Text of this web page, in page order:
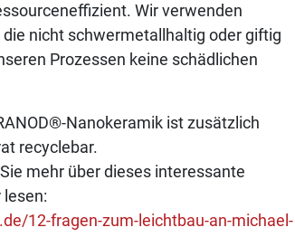
Wir verwenden
nicht schwermetallhaltig oder giftig
Prozessen keine schädlichen
Nanokeramik ist zusätzlich
re­cyclebar.
mehr über dieses interessante
12-fragen-zum-leichtbau-an-michael-